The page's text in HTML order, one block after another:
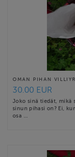
OMAN PIHAN
30.00 EUR
Joko sinä tiedät, mikä
sinun pihasi on? Ei,
osa …